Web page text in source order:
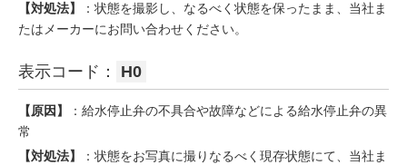
【対処法】
：状態を撮影し、なるべく状態を保ったまま、当社ま
たはメーカーにお問い合わせください。
表示コード： H0
【原因】
：給水停止弁の不具合や故障などによる給水停止弁の異
常
【対処法】
：状態をお写真に撮りなるべく現存状態にて、当社ま